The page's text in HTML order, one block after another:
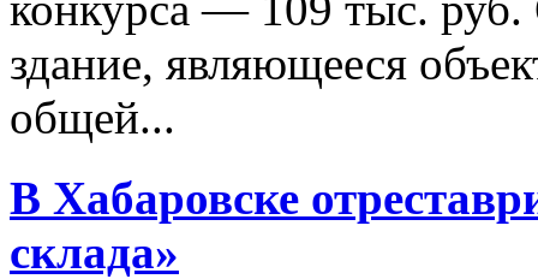
здание, являющееся
общей...
В Хабаровске
склада»